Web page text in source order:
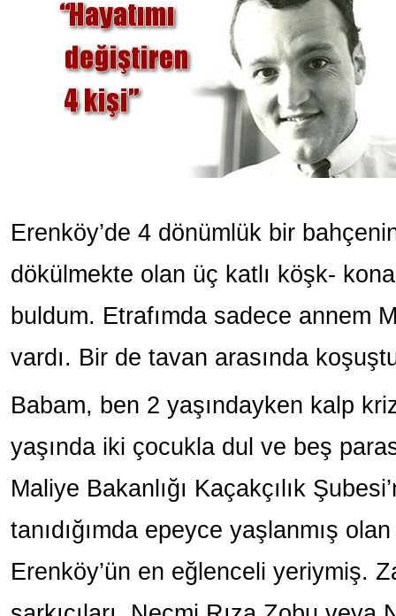
Erenköy’de 4 dönümlük bir
dökülmekte olan üç katlı köşk-
buldum. Etrafımda sadece annem
vardı. Bir de tavan arasında
Babam, ben 2 yaşındayken kalp
yaşında iki çocukla dul ve beş
Maliye Bakanlığı Kaçakçılık
tanıdığımda epeyce yaşlanmış
Erenköy’ün en eğlenceli yeriymiş.